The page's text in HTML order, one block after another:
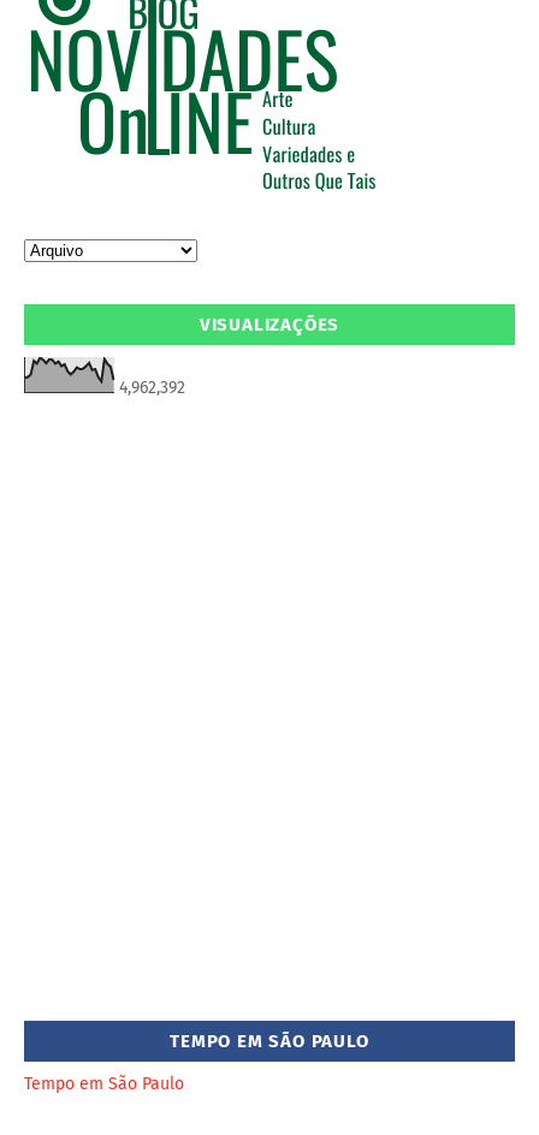
VISUALIZAÇÕES
4,962,392
TEMPO EM SÃO PAULO
Tempo em São Paulo